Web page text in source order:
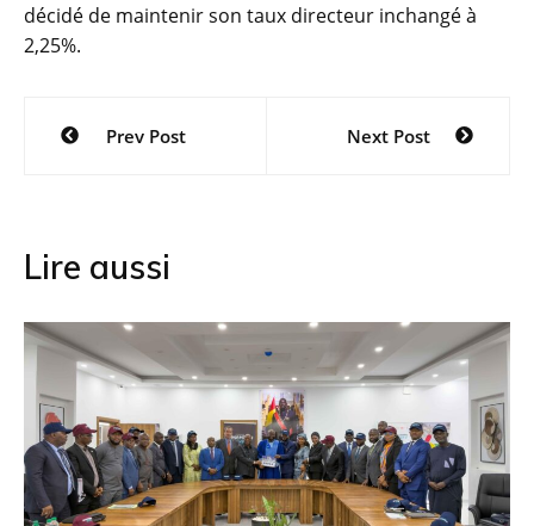
décidé de maintenir son taux directeur inchangé à
2,25%.
Navigation
Prev Post Next Post
Lire aussi